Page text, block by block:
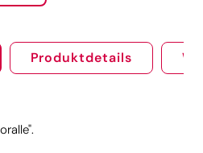
Produktdetails